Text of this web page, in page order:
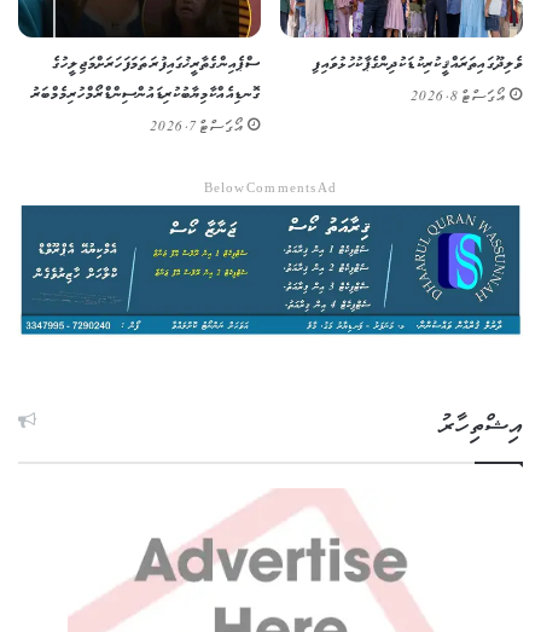
ވެލިދޫގައި ތަރައްޤީކުރި ކުޑަކުދިންގެ ޕާކު ހުޅުވައިފި
އޯގަސްޓް 8, 2026
ސްޕެއިންގެ ތާރީޚުގައި ފުރަތަމަ ފަހަރަށް މަޖިލީހުގެ
ގޮނޑިއެއް ކާމިޔާބުކުރި ޑައުން ސިންޑްރޯމްހުރި މެމްބަރު
އޯގަސްޓް 7, 2026
Below Comments Ad
އިޝްތިހާރު